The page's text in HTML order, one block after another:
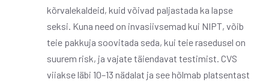
kõrvalekaldeid, kuid võivad paljastada ka lapse
seksi. Kuna need on invasiivsemad kui NIPT, võib
teie pakkuja soovitada seda, kui teie rasedusel on
suurem risk, ja vajate täiendavat testimist. CVS
viiakse läbi 10–13 nädalat ja see hõlmab platsentast